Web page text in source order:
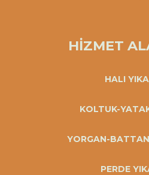
HİZMET
HALI
KOLTUK-
YORGAN-
PERDE